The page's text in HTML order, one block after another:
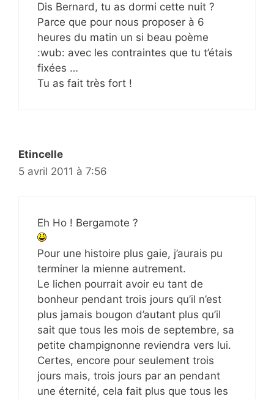
Dis Bernard, tu as dormi cette nuit ?
Parce que pour nous proposer à 6
heures du matin un si beau poème
:wub: avec les contraintes que tu t’étais
fixées …
Tu as fait très fort !
Etincelle
5 avril 2011 à 7:56
Eh Ho ! Bergamote ?
Pour une histoire plus gaie, j’aurais pu
terminer la mienne autrement.
Le lichen pourrait avoir eu tant de
bonheur pendant trois jours qu’il n’est
plus jamais bougon d’autant plus qu’il
sait que tous les mois de septembre, sa
petite champignonne reviendra vers lui.
Certes, encore pour seulement trois
jours mais, trois jours par an pendant
une éternité, cela fait plus que tous les